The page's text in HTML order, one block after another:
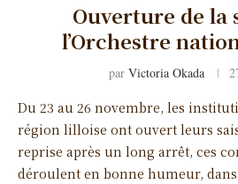
Ouverture de la
l’Orchestre
par Victoria Okada
Du 23 au 26 novembre, les
région lilloise ont ouvert leurs
reprise après un long arrêt, ces
déroulent en bonne humeur,